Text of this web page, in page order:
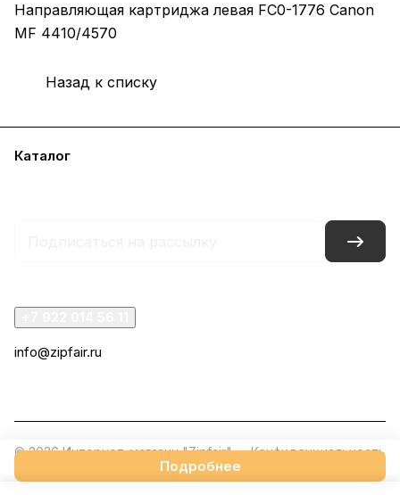
Подробнее
Направляющая картриджа левая FC0-1776 Canon
MF 4410/4570
Назад к списку
Каталог
info@zipfair.ru
© 2026 Интернет-магазин "Zipfair" Конфиденциальность